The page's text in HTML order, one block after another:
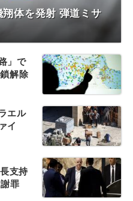
体を発射 弾道ミサ
」で
解除
エル
イ
支持
罪